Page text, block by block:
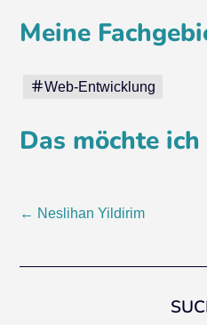
Meine
Web-Entwicklung
Das möchte
Post
← Neslihan Yildirim